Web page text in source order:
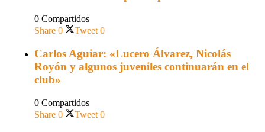
0 Compartidos
Share 0 Tweet 0
Carlos Aguiar: «Lucero Álvarez, Nicolás
Royón y algunos juveniles continuarán en el
club»
0 Compartidos
Share 0 Tweet 0